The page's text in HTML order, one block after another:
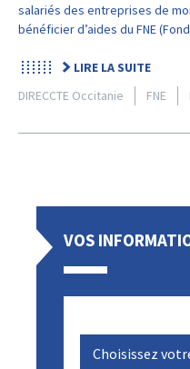
salariés des entreprises de
bénéficier d’aides du FNE
LIRE LA SUITE
DIRECCTE Occitanie
FNE
VOS